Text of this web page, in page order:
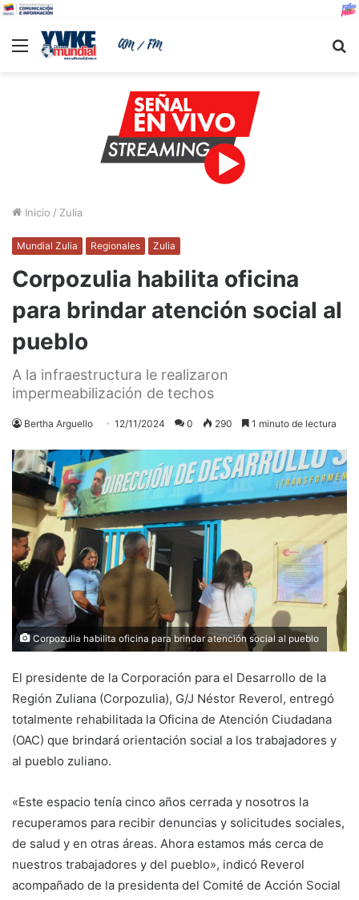
Menu
Inicio / Zulia
Mundial Zulia Regionales Zulia
Corpozulia habilita oficina
para brindar atención social al
pueblo
A la infraestructura le realizaron
impermeabilización de techos
Bertha Arguello 12/11/2024 0 290 1 minuto de lectura
Corpozulia habilita oficina para brindar atención social al pueblo
El presidente de la Corporación para el Desarrollo de la
Región Zuliana (Corpozulia), G/J Néstor Reverol, entregó
totalmente rehabilitada la Oficina de Atención Ciudadana
(OAC) que brindará orientación social a los trabajadores y
al pueblo zuliano.
«Este espacio tenía cinco años cerrada y nosotros la
recuperamos para recibir denuncias y solicitudes sociales,
de salud y en otras áreas. Ahora estamos más cerca de
nuestros trabajadores y del pueblo», indicó Reverol
acompañado de la presidenta del Comité de Acción Social